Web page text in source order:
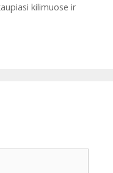
kilimuose ir